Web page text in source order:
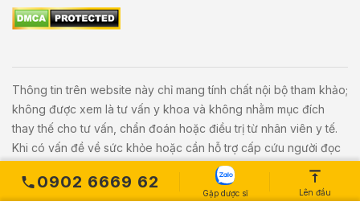
0902 6669 62
Gặp dược sĩ Lên đầu
Thông tin trên website này chỉ mang tính chất nội bộ tham khảo;
không được xem là tư vấn y khoa và không nhằm mục đích
thay thế cho tư vấn, chẩn đoán hoặc điều trị từ nhân viên y tế.
Khi có vấn đề về sức khỏe hoặc cần hỗ trợ cấp cứu người đọc
cần liên hệ bác sĩ và cơ sở y tế gần nhất.
Copyright © 2020Vivita.vnAll Rights Reserved. Powered byL